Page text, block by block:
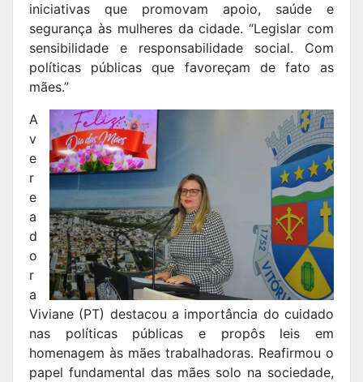
iniciativas que promovam apoio, saúde e
segurança às mulheres da cidade. “Legislar com
sensibilidade e responsabilidade social. Com
políticas públicas que favoreçam de fato as
mães.”
A
v
e
r
e
a
d
o
r
a
Viviane (PT) destacou a importância do cuidado
nas políticas públicas e propôs leis em
homenagem às mães trabalhadoras. Reafirmou o
papel fundamental das mães solo na sociedade,